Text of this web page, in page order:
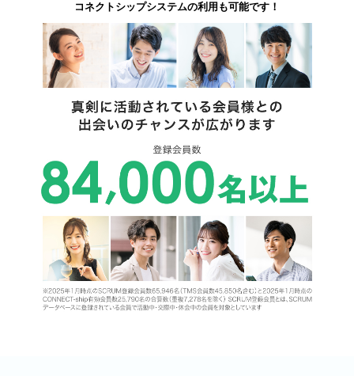
コネクトシップシステムの利用も可能です！